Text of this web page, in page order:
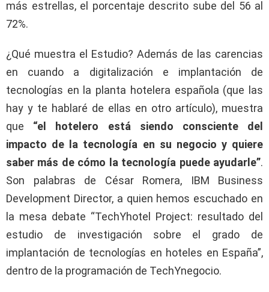
más estrellas, el porcentaje descrito sube del 56 al
72%.
¿Qué muestra el Estudio? Además de las carencias
en cuando a digitalización e implantación de
tecnologías en la planta hotelera española (que las
hay y te hablaré de ellas en otro artículo), muestra
que “el hotelero está siendo consciente del
impacto de la tecnología en su negocio y quiere
saber más de cómo la tecnología puede ayudarle”.
Son palabras de César Romera, IBM Business
Development Director, a quien hemos escuchado en
la mesa debate “TechYhotel Project: resultado del
estudio de investigación sobre el grado de
implantación de tecnologías en hoteles en España”,
dentro de la programación de TechYnegocio.